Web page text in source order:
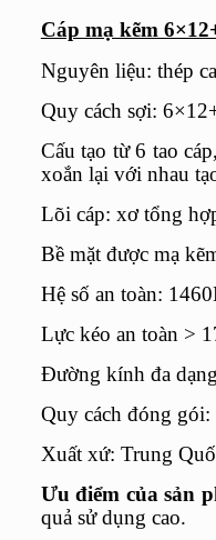
Cáp mạ kẽm
Nguyên liệu: thép
Quy cách sợi:
Cấu tạo từ 6 tao
xoắn lại với nhau
Lõi cáp: xơ tổng
Bề mặt được mạ
Hệ số an toàn:
Lực kéo an toàn >
Đường kính đa
Quy cách đóng
Xuất xứ: Trung
Ưu điểm của sản
quả sử dụng cao.